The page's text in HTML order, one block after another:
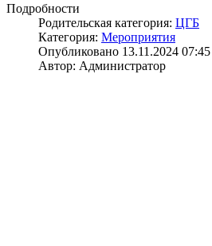
Подробности
Родительская категория: ЦГБ
Категория: Мероприятия
Опубликовано 13.11.2024 07:45
Автор: Администратор